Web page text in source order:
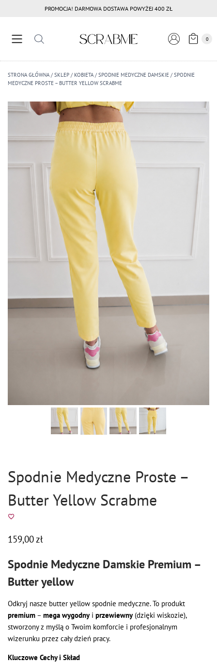
PROMOCJA! DARMOWA DOSTAWA POWYŻEJ 400 ZŁ
0
STRONA GŁÓWNA / SKLEP / KOBIETA / SPODNIE MEDYCZNE DAMSKIE / SPODNIE
MEDYCZNE PROSTE – BUTTER YELLOW SCRABME
Spodnie Medyczne Proste –
Butter Yellow Scrabme
159,00zł
Spodnie Medyczne Damskie Premium –
Butter yellow
Odkryj nasze butter yellow spodnie medyczne. To produkt
premium – mega wygodnyi przewiewny(dzięki wiskozie),
stworzony z myślą o Twoim komforcie i profesjonalnym
wizerunku przez cały dzień pracy.
Kluczowe Cechy i Skład